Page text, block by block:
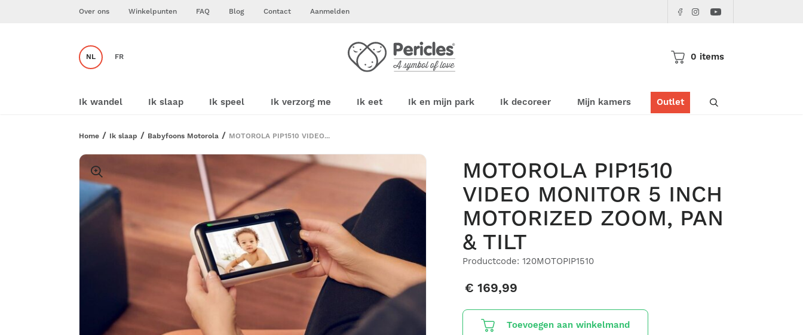
Over ons Winkelpunten FAQ Blog Contact Aanmelden
FacebookInstagramYoutube
Pericles
NL FR 0 items
Ik wandel Ik slaap Ik speel Ik verzorg me Ik eet Ik en mijn park Ik decoreer Mijn kamers Outlet Doorzoek de
Home Ik slaap Babyfoons Motorola MOTOROLA PIP1510 VIDEO...
MOTOROLA PIP1510
VIDEO MONITOR 5 INCH
MOTORIZED ZOOM, PAN
& TILT
Productcode: 120MOTOPIP1510
€ 169,99
Toevoegen aan winkelmand